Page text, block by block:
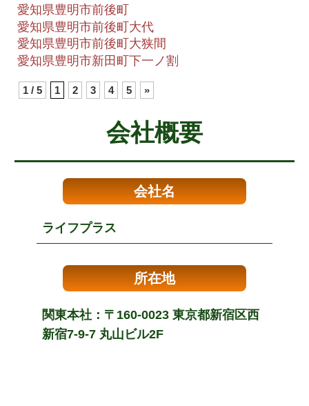
愛知県豊明市前後町
愛知県豊明市前後町大代
愛知県豊明市前後町大狭間
愛知県豊明市新田町下一ノ割
1 / 5 1 2 3 4 5 »
会社概要
会社名
ライフプラス
所在地
関東本社：〒160-0023 東京都新宿区西
新宿7-9-7 丸山ビル2F